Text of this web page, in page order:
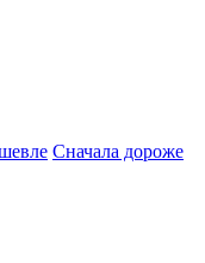
Сначала дороже